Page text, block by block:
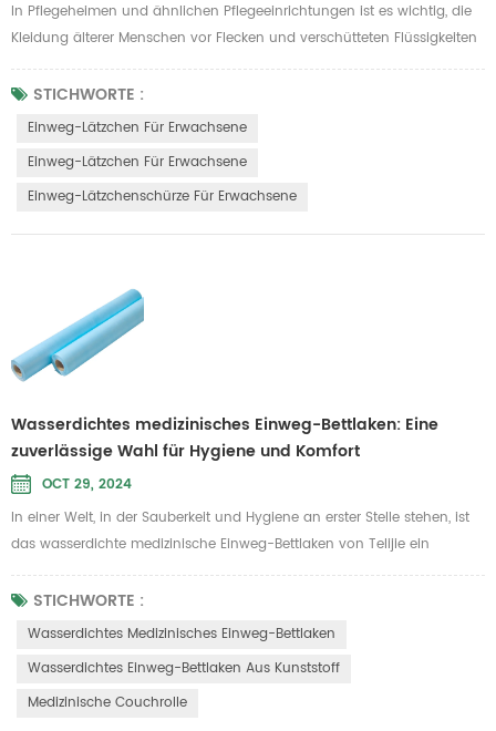
In Pflegeheimen und ähnlichen Pflegeeinrichtungen ist es wichtig, die
Kleidung älterer Menschen vor Flecken und verschütteten Flüssigkeiten
zu schützen. Telijie hat ein Einweg-Lätzchen für Erwachsene eingeführt,
das speziell auf diesen Bedarf zugeschnitten ist und aus leichtem und
bequemem Papierfolienmaterial besteht, was es zur idealen Wahl für
STICHWORTE :
Einweg-Lätzchen Für Erwachsene
Einweg-Lätzchen Für Erwachsene
Einweg-Lätzchenschürze Für Erwachsene
Wasserdichtes medizinisches Einweg-Bettlaken: Eine
zuverlässige Wahl für Hygiene und Komfort
OCT 29, 2024
In einer Welt, in der Sauberkeit und Hygiene an erster Stelle stehen, ist
das wasserdichte medizinische Einweg-Bettlaken von Telijie ein
unverzichtbares Produkt für verschiedene Branchen, darunter
Schönheitssalons, Krankenhäuser und Hotels. Dieses für den
einmaligen Gebrauch konzipierte Bettlaken vereint Funktionalität mit
Benut...
STICHWORTE :
Wasserdichtes Medizinisches Einweg-Bettlaken
Wasserdichtes Einweg-Bettlaken Aus Kunststoff
Medizinische Couchrolle